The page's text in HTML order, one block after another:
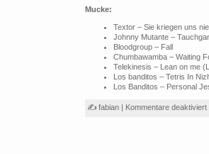
Mucke:
Textor – Sie kriegen uns nie
Johnny Mutante –
Bloodgroup – Fall
Chumbawamba – Waiting
Telekinesis – Lean on me
Los banditos – Tetris In
Los Banditos – Personal
✍ fabian | Kommentare deaktiviert